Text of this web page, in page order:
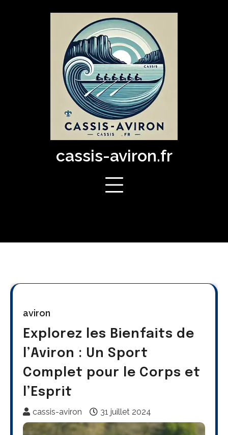
cassis-aviron.fr
aviron
Explorez les Bienfaits de
l’Aviron : Un Sport
Complet pour le Corps et
l’Esprit
cassis-aviron 31 juillet 2024